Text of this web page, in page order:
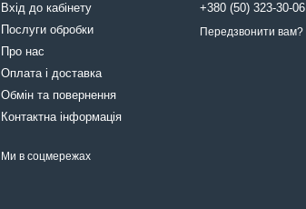
Вхід до кабінету
Послуги обробки
Про нас
Оплата і доставка
Обмін та повернення
Контактна інформація
Ми в соцмережах
+380 (50) 323-30-06
Передзвонити вам?